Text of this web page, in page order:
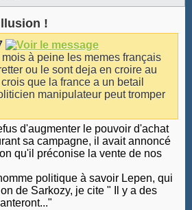
!
à peine les memes français
ou le sont deja en croire au
que la france a un betail
manipulateur peut tromper
d'augmenter le pouvoir d'achat
sa campagne, il avait annoncé
qu'il préconise la vente de nos
politique à savoir Lepen, qui
de Sarkozy, je cite " Il y a des